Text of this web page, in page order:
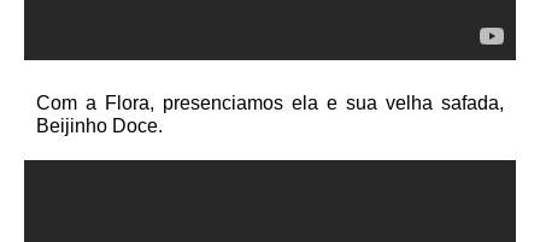
Com a Flora, presenciamos ela e sua velha safada,
Beijinho Doce.